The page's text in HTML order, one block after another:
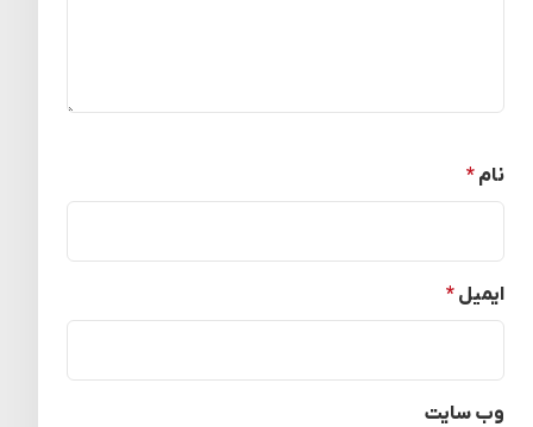
نام *
ایمیل *
وب‌ سایت